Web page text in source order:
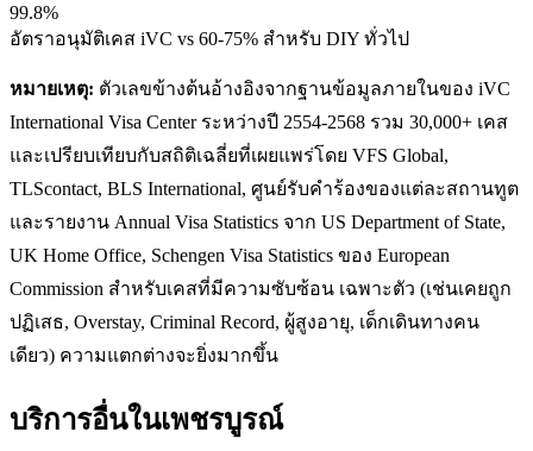
99.8%
อัตราอนุมัติเคส iVC vs 60-75% สำหรับ DIY ทั่วไป
หมายเหตุ: ตัวเลขข้างต้นอ้างอิงจากฐานข้อมูลภายในของ iVC
International Visa Center ระหว่างปี 2554-2568 รวม 30,000+ เคส
และเปรียบเทียบกับสถิติเฉลี่ยที่เผยแพร่โดย VFS Global,
TLScontact, BLS International, ศูนย์รับคำร้องของแต่ละสถานทูต
และรายงาน Annual Visa Statistics จาก US Department of State,
UK Home Office, Schengen Visa Statistics ของ European
Commission สำหรับเคสที่มีความซับซ้อน เฉพาะตัว (เช่นเคยถูก
ปฏิเสธ, Overstay, Criminal Record, ผู้สูงอายุ, เด็กเดินทางคน
เดียว) ความแตกต่างจะยิ่งมากขึ้น
บริการอื่นในเพชรบูรณ์